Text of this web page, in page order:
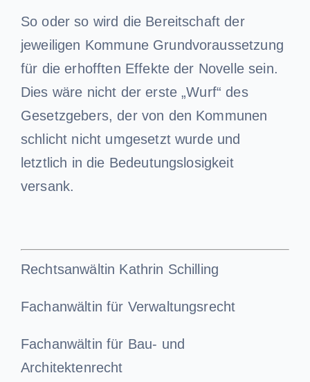
So oder so wird die Bereitschaft der
jeweiligen Kommune Grundvoraussetzung
für die erhofften Effekte der Novelle sein.
Dies wäre nicht der erste „Wurf“ des
Gesetzgebers, der von den Kommunen
schlicht nicht umgesetzt wurde und
letztlich in die Bedeutungslosigkeit
versank.
Rechtsanwältin Kathrin Schilling
Fachanwältin für Verwaltungsrecht
Fachanwältin für Bau- und
Architektenrecht